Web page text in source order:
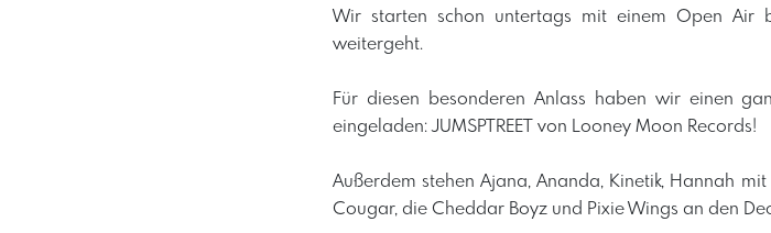
Wir starten schon untertags mit einem Open
weitergeht.
Für diesen besonderen Anlass haben wir einen
eingeladen: JUMSPTREET von Looney Moon Records!
Außerdem stehen Ajana, Ananda, Kinetik, Hannah
Cougar, die Cheddar Boyz und Pixie Wings an den